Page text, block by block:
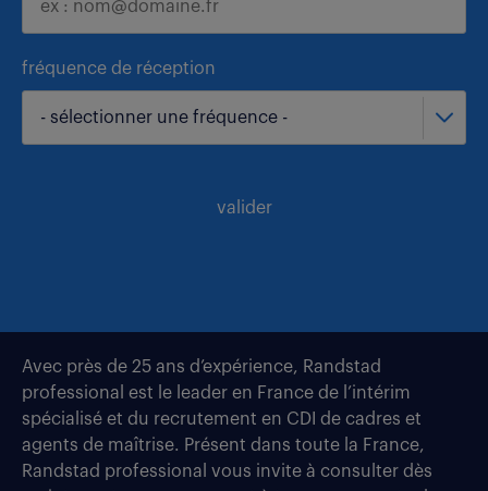
fréquence de réception
- sélectionner une fréquence -
valider
Avec près de 25 ans d’expérience, Randstad
professional est le leader en France de l’intérim
spécialisé et du recrutement en CDI de cadres et
agents de maîtrise. Présent dans toute la France,
Randstad professional vous invite à consulter dès